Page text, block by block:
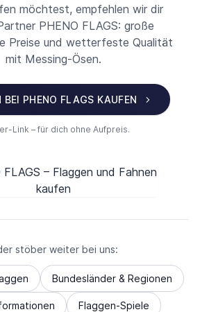
möchtest, empfehlen wir dir
PHENO FLAGS: große
Preise und wetterfeste Qualität
mit Messing-Ösen.
BEI PHENO FLAGS KAUFEN
Link – für dich ohne Aufpreis.
stöber weiter bei uns:
Bundesländer & Regionen
Flaggen-Spiele